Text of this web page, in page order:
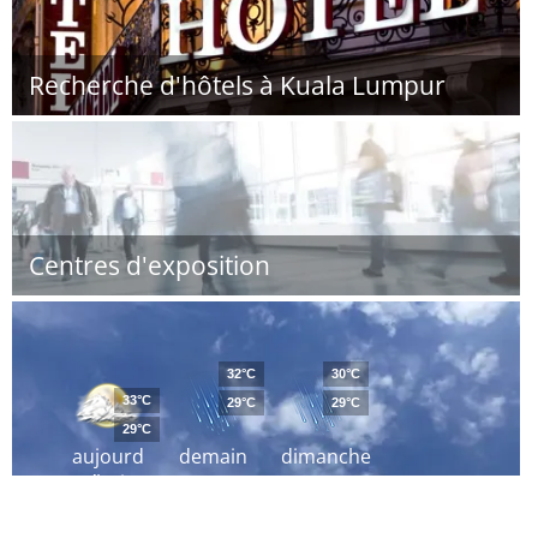
Recherche d'hôtels à Kuala Lumpur
Centres d'exposition
aujourd
´hui
33°C
29°C
demain
32°C
29°C
dimanche
30°C
29°C